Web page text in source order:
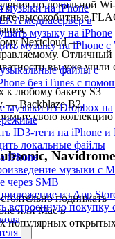
музыки на iPhone
медиасервер в
музыку на iPhone
музыку на iPhone с
файлы с
без iTunes с
музыки из Dropbox на
режиме
ID3-теги на iPhone и
локальные файлы
iPhone
музыки с
через SMB
из App
встроенную покупку
по локальной Wi-
высокобитные
Nextcloud —
Отличный
вы уже ушли
любому бакету S3
— Backblaze B2,
свою коллекцию
поднимать
или Mac в
популярных